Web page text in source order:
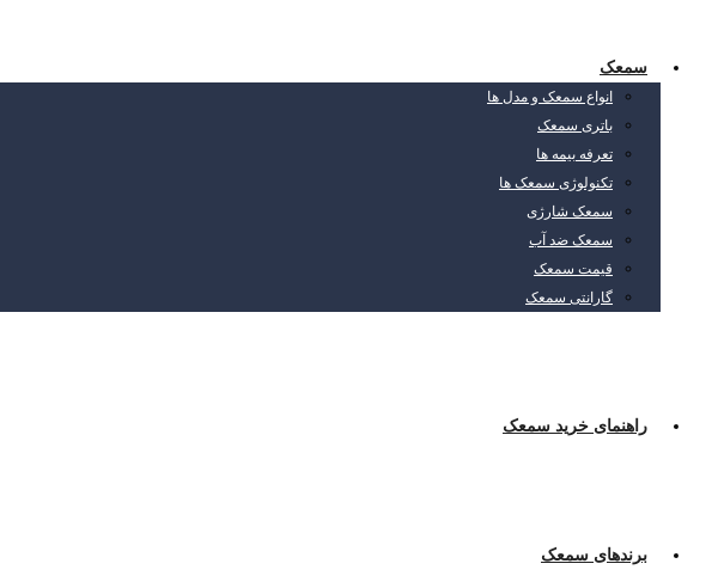
سمعک
انواع سمعک و مدل ها
باتری سمعک
تعرفه بیمه ها
تکنولوژی سمعک ها
سمعک شارژی
سمعک ضد آب
قیمت سمعک
گارانتی سمعک
راهنمای خرید سمعک
برندهای سمعک